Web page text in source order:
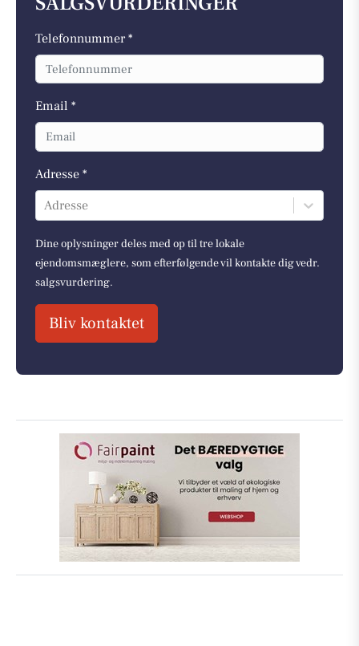
Telefonnummer *
Email *
Adresse *
Adresse
Dine oplysninger deles med op til tre lokale
ejendomsmæglere, som efterfølgende vil kontakte dig vedr.
salgsvurdering.
Bliv kontaktet